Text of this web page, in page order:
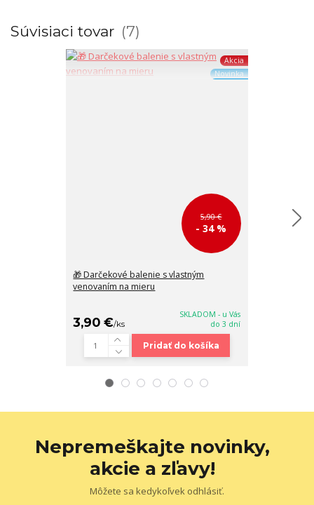
Súvisiaci tovar 7
Akcia
Novinka
5,90 €
- 34 %
🎁 Darčekové balenie s vlastným
venovaním na mieru
3,90 €/ks
SKLADOM - u Vás
do 3 dní
Pridať do košíka
Nepremeškajte novinky,
akcie a zľavy!
Môžete sa kedykoľvek odhlásiť.